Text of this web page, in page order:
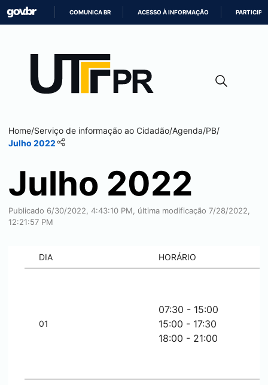
CONTEÚDO
COMUNICA BR ACESSO À INFORMAÇÃO PARTICIPE
Home/Serviço de informação ao Cidadão/Agenda/PB/
Julho 2022
Julho 2022
Publicado 6/30/2022, 4:43:10 PM, última modificação 7/28/2022,
12:21:57 PM
DIA HORÁRIO
01
07:30 - 15:00
15:00 - 17:30
18:00 - 21:00